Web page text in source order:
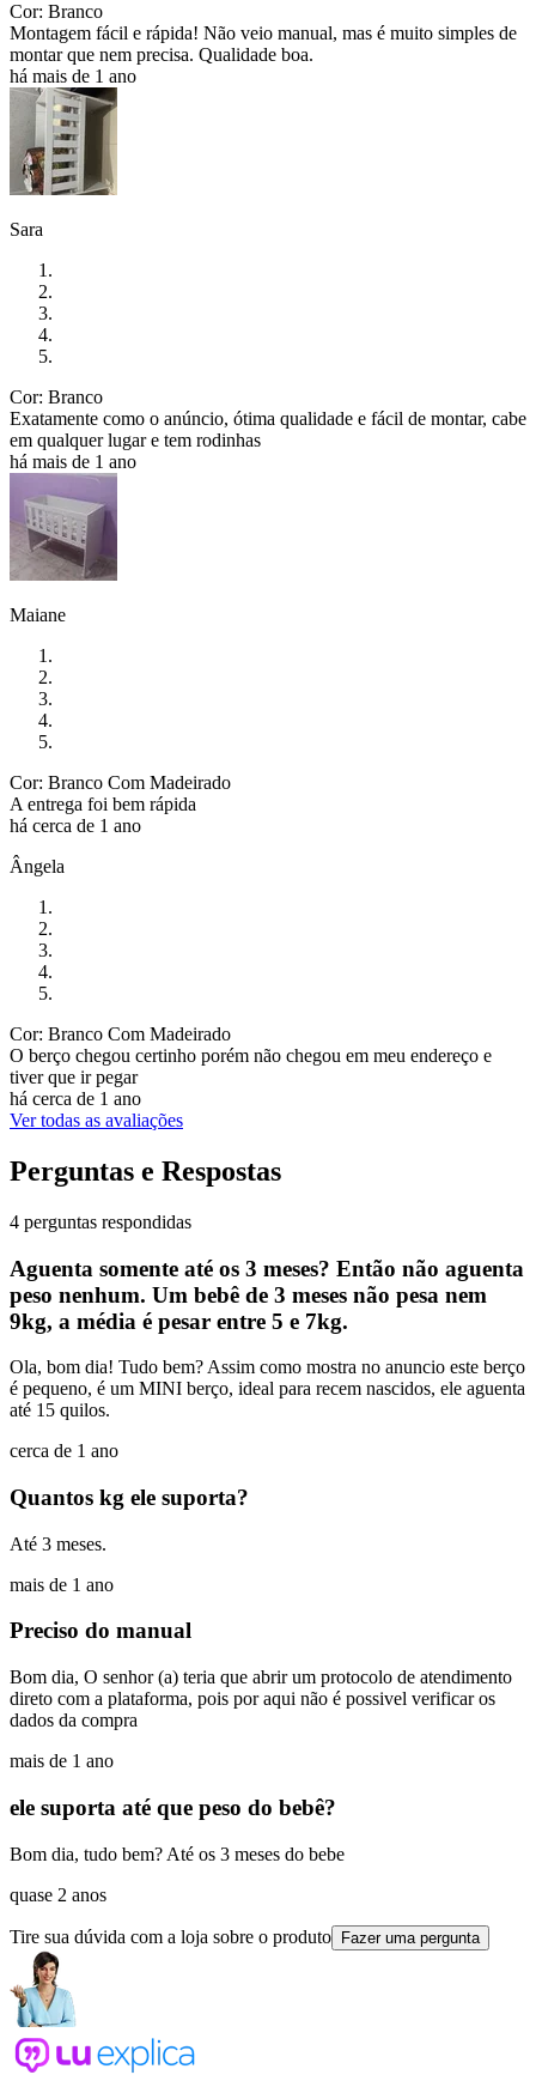
Cor: Branco
Montagem fácil e rápida! Não veio manual, mas é muito simples de
montar que nem precisa. Qualidade boa.
há mais de 1 ano
Sara
Cor: Branco
Exatamente como o anúncio, ótima qualidade e fácil de montar, cabe
em qualquer lugar e tem rodinhas
há mais de 1 ano
Maiane
Cor: Branco Com Madeirado
A entrega foi bem rápida
há cerca de 1 ano
Ângela
Cor: Branco Com Madeirado
O berço chegou certinho porém não chegou em meu endereço e
tiver que ir pegar
há cerca de 1 ano
Ver todas as avaliações
Perguntas e Respostas
4 perguntas respondidas
Aguenta somente até os 3 meses? Então não aguenta
peso nenhum. Um bebê de 3 meses não pesa nem
9kg, a média é pesar entre 5 e 7kg.
Ola, bom dia! Tudo bem? Assim como mostra no anuncio este berço
é pequeno, é um MINI berço, ideal para recem nascidos, ele aguenta
até 15 quilos.
cerca de 1 ano
Quantos kg ele suporta?
Até 3 meses.
mais de 1 ano
Preciso do manual
Bom dia, O senhor (a) teria que abrir um protocolo de atendimento
direto com a plataforma, pois por aqui não é possivel verificar os
dados da compra
mais de 1 ano
ele suporta até que peso do bebê?
Bom dia, tudo bem? Até os 3 meses do bebe
quase 2 anos
Tire sua dúvida com a loja sobre o produto Fazer uma pergunta